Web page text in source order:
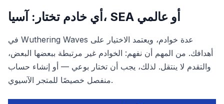
أي خادم تختار: آسيا، SEA أو عالمي
في Wuthering Waves عدة خوادم، ويعتمد الاختيار على
أهدافك. من المهم أن نفهم: الخوادم غير مرتبطة ببعضها البعض،
والتقدم لا ينتقل. لذلك، يجب أن تختار بوعي — أو إنشاء حساب
منفصل خصيصًا للمتجر الآسيوي.